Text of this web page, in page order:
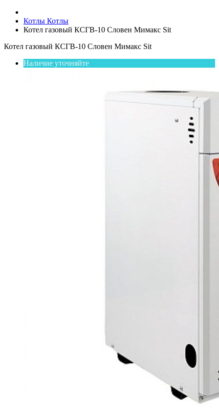
Котлы Котлы
Котел газовый КСГВ-10 Словен Мимакс Sit
Котел газовый КСГВ-10 Словен Мимакс Sit
Наличие уточняйте